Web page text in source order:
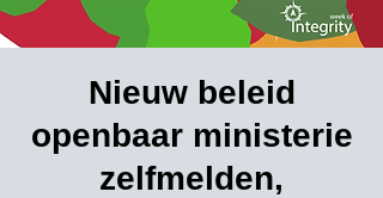
Nieuw beleid
openbaar ministerie
zelfmelden,